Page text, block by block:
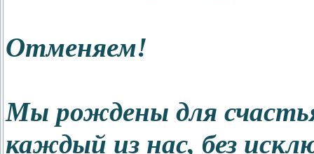
Отменяем!
Мы рождены для
каждый из нас, без